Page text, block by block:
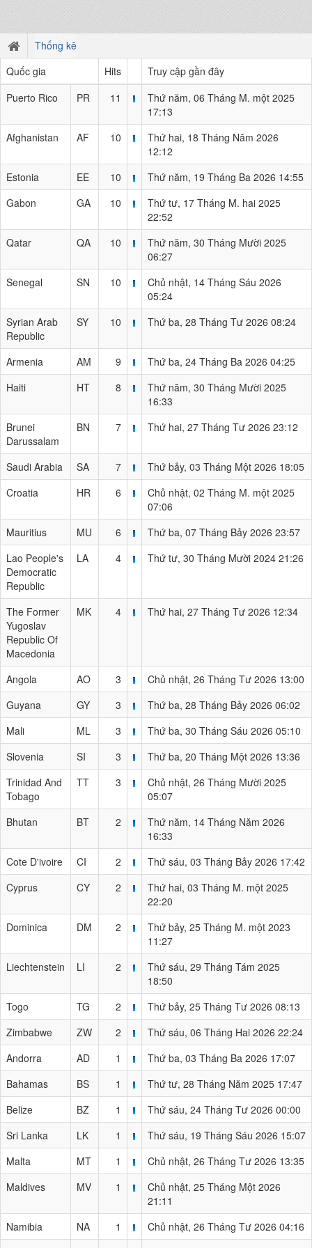
Thống kê
Quốc gia
Hits
Truy cập gần đây
Puerto Rico
PR 11
Thứ năm, 06 Tháng M. một 2025
17:13
Afghanistan
AF 10
Thứ hai, 18 Tháng Năm 2026
12:12
Estonia
EE 10
Thứ năm, 19 Tháng Ba 2026 14:55
Gabon
GA 10
Thứ tư, 17 Tháng M. hai 2025
22:52
Qatar
QA 10
Thứ năm, 30 Tháng Mười 2025
06:27
Senegal
SN 10
Chủ nhật, 14 Tháng Sáu 2026
05:24
Syrian Arab
Republic
SY 10 Thứ ba, 28 Tháng Tư 2026 08:24
Armenia AM 9
Thứ ba, 24 Tháng Ba 2026 04:25
Haiti
HT 8
Thứ năm, 30 Tháng Mười 2025
16:33
Brunei
Darussalam
BN 7 Thứ hai, 27 Tháng Tư 2026 23:12
Saudi Arabia SA 7
Thứ bảy, 03 Tháng Một 2026 18:05
Croatia
HR 6
Chủ nhật, 02 Tháng M. một 2025
07:06
Mauritius
MU 6
Thứ ba, 07 Tháng Bảy 2026 23:57
Lao People's
Democratic
Republic
LA 4 Thứ tư, 30 Tháng Mười 2024 21:26
The Former
Yugoslav
Republic Of
Macedonia
MK 4 Thứ hai, 27 Tháng Tư 2026 12:34
Angola AO 3
Chủ nhật, 26 Tháng Tư 2026 13:00
Guyana
GY 3
Thứ ba, 28 Tháng Bảy 2026 06:02
Mali
ML 3
Thứ ba, 30 Tháng Sáu 2026 05:10
Slovenia
SI 3
Thứ ba, 20 Tháng Một 2026 13:36
Trinidad And
Tobago
TT 3
Chủ nhật, 26 Tháng Mười 2025
05:07
Bhutan
BT 2
Thứ năm, 14 Tháng Năm 2026
16:33
Cote D'ivoire
CI 2
Thứ sáu, 03 Tháng Bảy 2026 17:42
Cyprus
CY 2
Thứ hai, 03 Tháng M. một 2025
22:20
Dominica
DM 2
Thứ bảy, 25 Tháng M. một 2023
11:27
Liechtenstein
LI 2
Thứ sáu, 29 Tháng Tám 2025
18:50
Togo
TG 2
Thứ bảy, 25 Tháng Tư 2026 08:13
Zimbabwe
ZW 2
Thứ sáu, 06 Tháng Hai 2026 22:24
Andorra
AD 1
Thứ ba, 03 Tháng Ba 2026 17:07
Bahamas
BS 1
Thứ tư, 28 Tháng Năm 2025 17:47
Belize
BZ 1
Thứ sáu, 24 Tháng Tư 2026 00:00
Sri Lanka
LK 1
Thứ sáu, 19 Tháng Sáu 2026 15:07
Malta
MT 1
Chủ nhật, 26 Tháng Tư 2026 13:35
Maldives
MV 1
Chủ nhật, 25 Tháng Một 2026
21:11
Namibia
NA 1
Chủ nhật, 26 Tháng Tư 2026 04:16